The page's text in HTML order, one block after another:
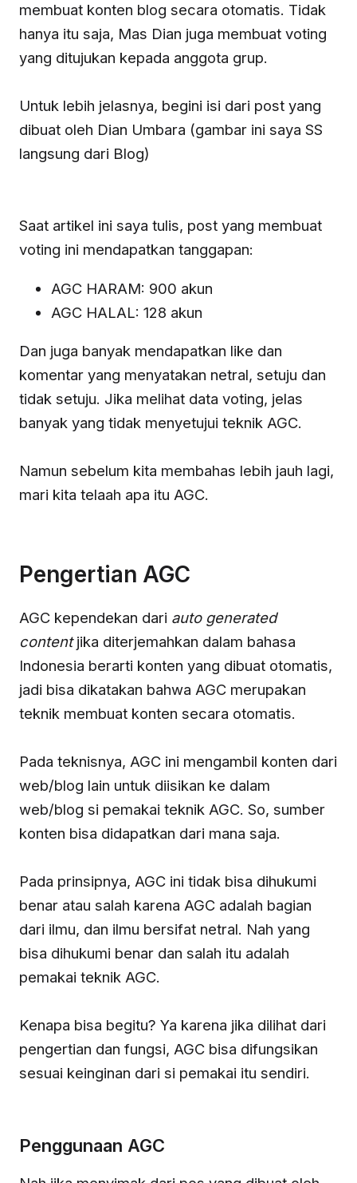
membuat konten blog secara otomatis. Tidak
hanya itu saja, Mas Dian juga membuat voting
yang ditujukan kepada anggota grup.
Untuk lebih jelasnya, begini isi dari post yang
dibuat oleh Dian Umbara (gambar ini saya SS
langsung dari Blog)
Saat artikel ini saya tulis, post yang membuat
voting ini mendapatkan tanggapan:
AGC HARAM: 900 akun
AGC HALAL: 128 akun
Dan juga banyak mendapatkan like dan
komentar yang menyatakan netral, setuju dan
tidak setuju. Jika melihat data voting, jelas
banyak yang tidak menyetujui teknik AGC.
Namun sebelum kita membahas lebih jauh lagi,
mari kita telaah apa itu AGC.
Pengertian AGC
AGC kependekan dari auto generated
contentjika diterjemahkan dalam bahasa
Indonesia berarti konten yang dibuat otomatis,
jadi bisa dikatakan bahwa AGC merupakan
teknik membuat konten secara otomatis.
Pada teknisnya, AGC ini mengambil konten dari
web/blog lain untuk diisikan ke dalam
web/blog si pemakai teknik AGC. So, sumber
konten bisa didapatkan dari mana saja.
Pada prinsipnya, AGC ini tidak bisa dihukumi
benar atau salah karena AGC adalah bagian
dari ilmu, dan ilmu bersifat netral. Nah yang
bisa dihukumi benar dan salah itu adalah
pemakai teknik AGC.
Kenapa bisa begitu? Ya karena jika dilihat dari
pengertian dan fungsi, AGC bisa difungsikan
sesuai keinginan dari si pemakai itu sendiri.
Penggunaan AGC